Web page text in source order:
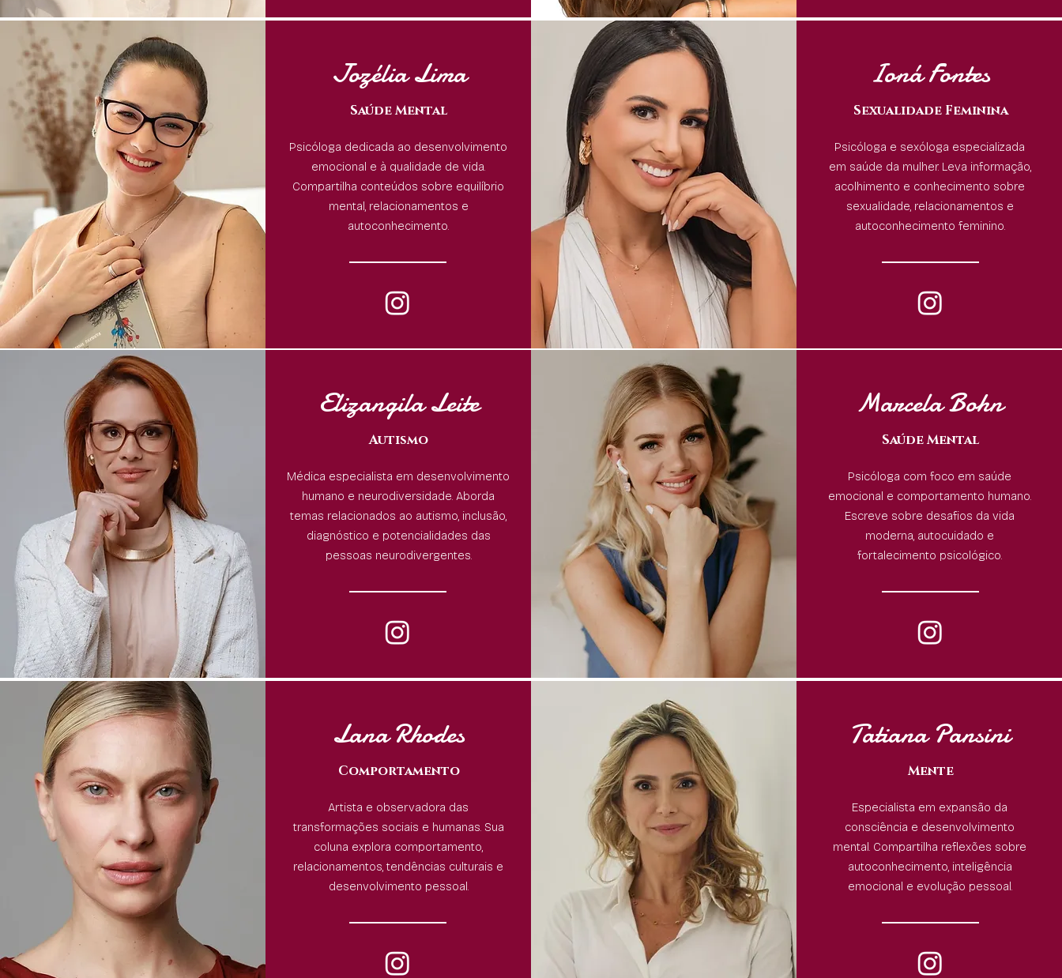
Jozélia Lima
Saúde Mental
Psicóloga dedicada ao desenvolvimento
emocional e à qualidade de vida.
Compartilha conteúdos sobre equilíbrio
mental, relacionamentos e
autoconhecimento.
Ioná Fontes
Sexualidade Feminina
Psicóloga e sexóloga especializada
em saúde da mulher. Leva informação,
acolhimento e conhecimento sobre
sexualidade, relacionamentos e
autoconhecimento feminino.
Elizangila Leite
Autismo
Médica especialista em desenvolvimento
humano e neurodiversidade. Aborda
temas relacionados ao autismo, inclusão,
diagnóstico e potencialidades das
pessoas neurodivergentes.
Marcela Bohn
Saúde Mental
Psicóloga com foco em saúde
emocional e comportamento humano.
Escreve sobre desafios da vida
moderna, autocuidado e
fortalecimento psicológico.
Lana Rhodes
Comportamento
Artista e observadora das
transformações sociais e humanas. Sua
coluna explora comportamento,
relacionamentos, tendências culturais e
desenvolvimento pessoal.
Tatiana Pansini
Mente
Especialista em expansão da
consciência e desenvolvimento
mental. Compartilha reflexões sobre
autoconhecimento, inteligência
emocional e evolução pessoal.